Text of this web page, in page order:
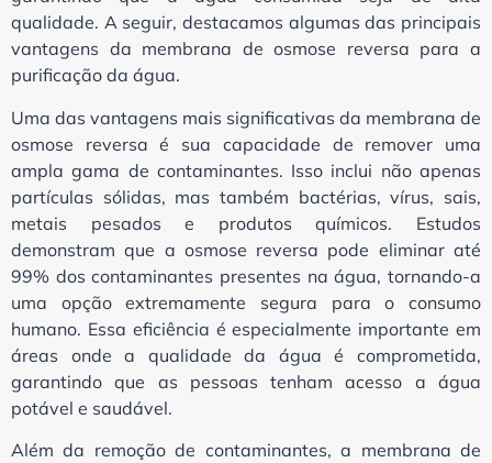
qualidade. A seguir, destacamos algumas das principais
vantagens da membrana de osmose reversa para a
purificação da água.
Uma das vantagens mais significativas da membrana de
osmose reversa é sua capacidade de remover uma
ampla gama de contaminantes. Isso inclui não apenas
partículas sólidas, mas também bactérias, vírus, sais,
metais pesados e produtos químicos. Estudos
demonstram que a osmose reversa pode eliminar até
99% dos contaminantes presentes na água, tornando-a
uma opção extremamente segura para o consumo
humano. Essa eficiência é especialmente importante em
áreas onde a qualidade da água é comprometida,
garantindo que as pessoas tenham acesso a água
potável e saudável.
Além da remoção de contaminantes, a membrana de